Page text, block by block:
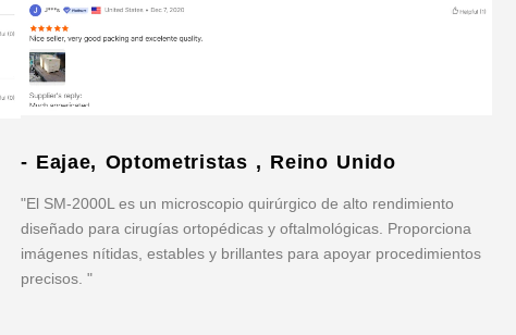
- Eajae, Optometristas , Reino Unido
"El SM-2000L es un microscopio quirúrgico de alto rendimiento
diseñado para cirugías ortopédicas y oftalmológicas. Proporciona
imágenes nítidas, estables y brillantes para apoyar procedimientos
precisos. "